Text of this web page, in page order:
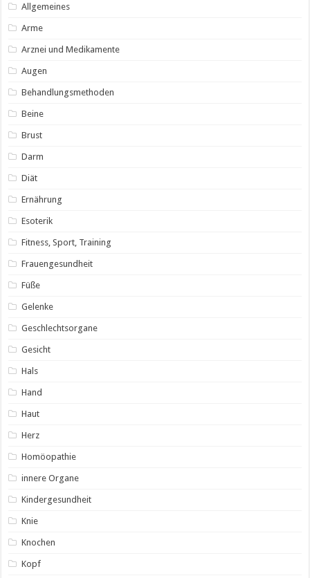
Allgemeines
Arme
Arznei und Medikamente
Augen
Behandlungsmethoden
Beine
Brust
Darm
Diät
Ernährung
Esoterik
Fitness, Sport, Training
Frauengesundheit
Füße
Gelenke
Geschlechtsorgane
Gesicht
Hals
Hand
Haut
Herz
Homöopathie
innere Organe
Kindergesundheit
Knie
Knochen
Kopf